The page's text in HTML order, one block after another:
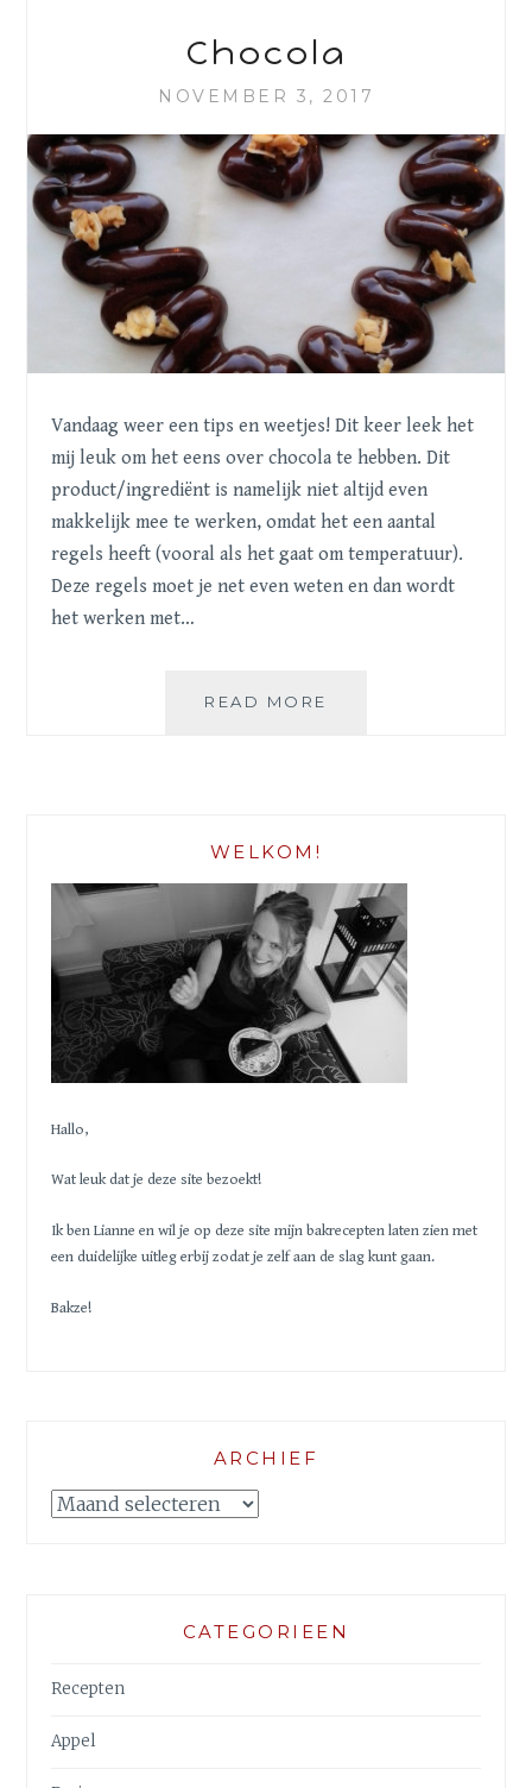
Chocola
NOVEMBER 3, 2017
Vandaag weer een tips en weetjes! Dit keer leek het
mij leuk om het eens over chocola te hebben. Dit
product/ingrediënt is namelijk niet altijd even
makkelijk mee te werken, omdat het een aantal
regels heeft (vooral als het gaat om temperatuur).
Deze regels moet je net even weten en dan wordt
het werken met…
READ MORE
WELKOM!
Hallo,
Wat leuk dat je deze site bezoekt!
Ik ben Lianne en wil je op deze site mijn bakrecepten laten zien met
een duidelijke uitleg erbij zodat je zelf aan de slag kunt gaan.
Bakze!
ARCHIEF
Archief
CATEGORIEEN
Recepten
Appel